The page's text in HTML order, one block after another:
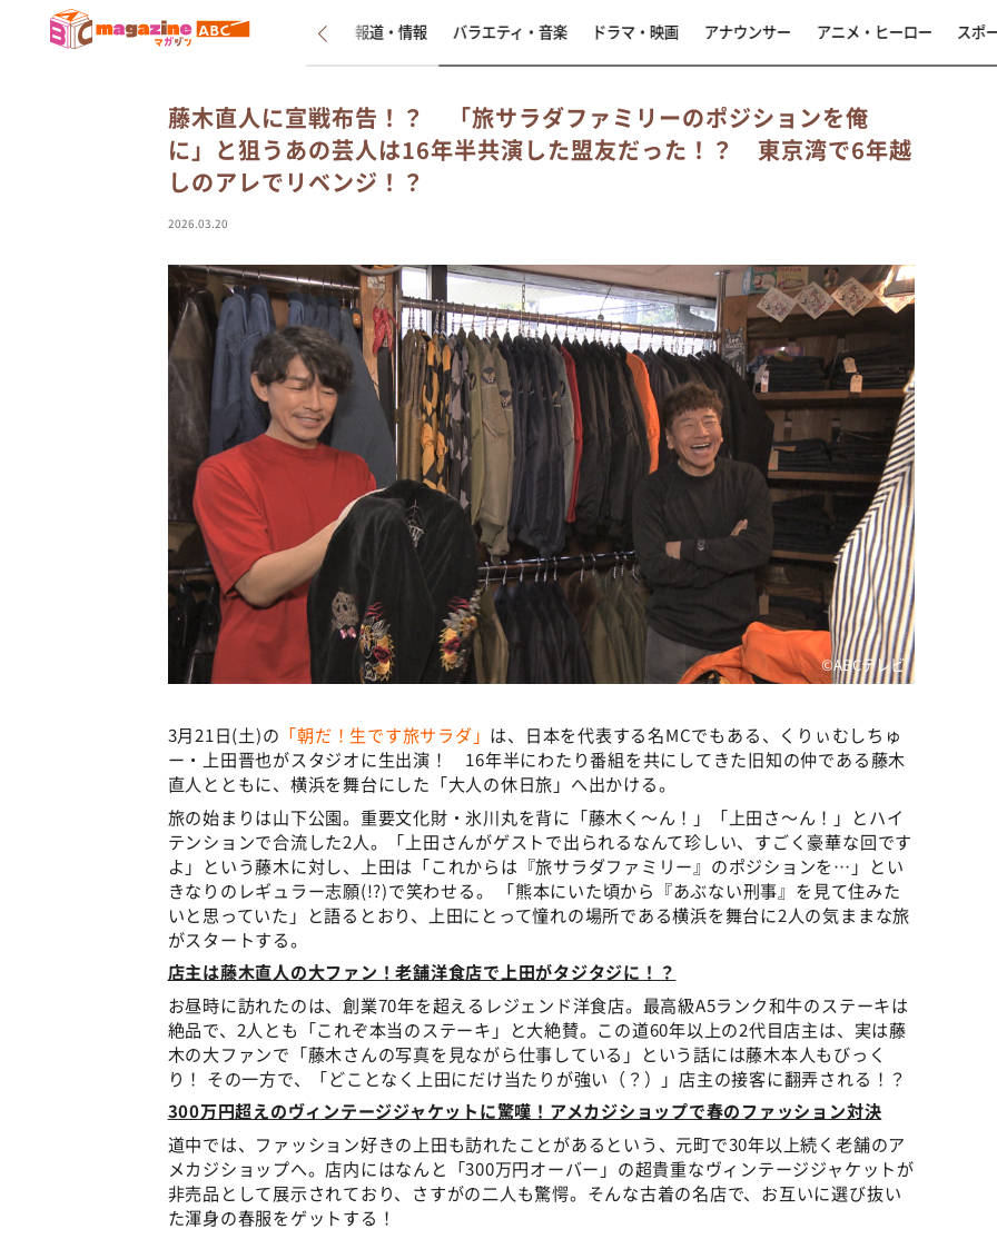
新着 インタビュー 報道・情報 バラエティ・音楽 ドラマ・映画 アナウンサー アニメ・ヒーロー スポ
藤木直人に宣戦布告！？ 「旅サラダファミリーのポジションを俺
に」と狙うあの芸人は16年半共演した盟友だった！？ 東京湾で6年越
しのアレでリベンジ！？
2026.03.20
©ABCテレビ
3月21日(土)の 「朝だ！生です旅サラダ」 は、日本を代表する名MCでもある、くりぃむしちゅ
ー・上田晋也がスタジオに生出演！ 16年半にわたり番組を共にしてきた旧知の仲である藤木
直人とともに、横浜を舞台にした「大人の休日旅」へ出かける。
旅の始まりは山下公園。重要文化財・氷川丸を背に「藤木く～ん！」「上田さ～ん！」とハイ
テンションで合流した2人。「上田さんがゲストで出られるなんて珍しい、すごく豪華な回です
よ」という藤木に対し、上田は「これからは『旅サラダファミリー』のポジションを…」とい
きなりのレギュラー志願(!?)で笑わせる。 「熊本にいた頃から『あぶない刑事』を見て住みた
いと思っていた」と語るとおり、上田にとって憧れの場所である横浜を舞台に2人の気ままな旅
がスタートする。
店主は藤木直人の大ファン！老舗洋食店で上田がタジタジに！？
お昼時に訪れたのは、創業70年を超えるレジェンド洋食店。最高級A5ランク和牛のステーキは
絶品で、2人とも「これぞ本当のステーキ」と大絶賛。この道60年以上の2代目店主は、実は藤
木の大ファンで「藤木さんの写真を見ながら仕事している」という話には藤木本人もびっく
り！ その一方で、「どことなく上田にだけ当たりが強い（？）」店主の接客に翻弄される！？
300万円超えのヴィンテージジャケットに驚嘆！アメカジショップで春のファッション対決
道中では、ファッション好きの上田も訪れたことがあるという、元町で30年以上続く老舗のア
メカジショップへ。店内にはなんと「300万円オーバー」の超貴重なヴィンテージジャケットが
非売品として展示されており、さすがの二人も驚愕。そんな古着の名店で、お互いに選び抜い
た渾身の春服をゲットする！